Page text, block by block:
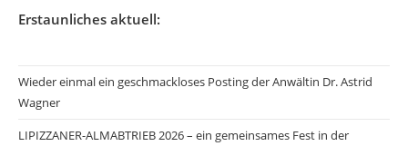
Erstaunliches aktuell:
Wieder einmal ein geschmackloses Posting der Anwältin Dr. Astrid
Wagner
LIPIZZANER-ALMABTRIEB 2026 – ein gemeinsames Fest in der